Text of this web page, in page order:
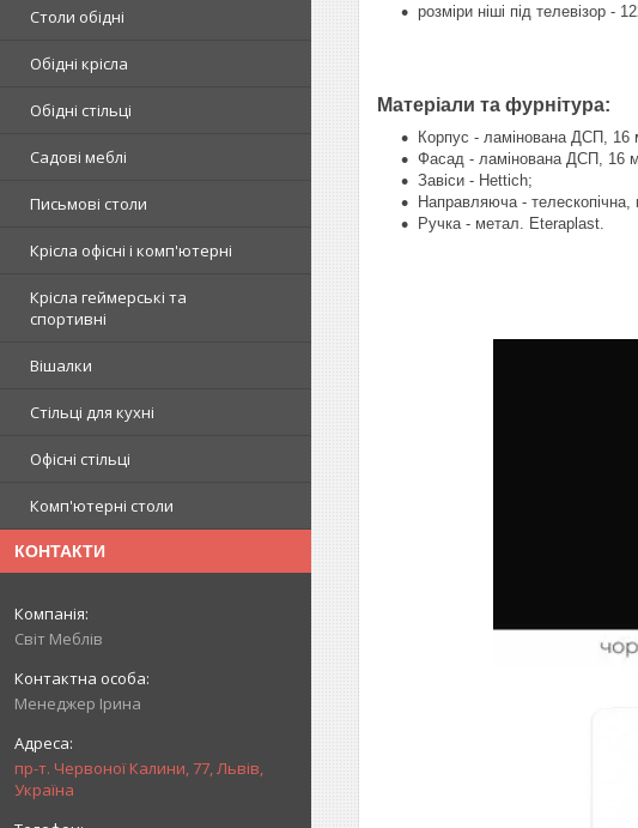
Столи обідні
Обідні крісла
Обідні стільці
Садові меблі
Письмові столи
Крісла офісні і комп'ютерні
Крісла геймерські та
спортивні
Вішалки
Стільці для кухні
Офісні стільці
Комп'ютерні столи
КОНТАКТИ
Світ Меблів
Менеджер Ірина
пр-т. Червоної Калини, 77, Львів,
Україна
розміри ніші під телевізор -
Матеріали та фурнітура:
Корпус - ламінована ДСП, 16
Фасад - ламінована ДСП, 16
Завіси - Hettich;
Направляюча -
Ручка - метал. Eteraplast.